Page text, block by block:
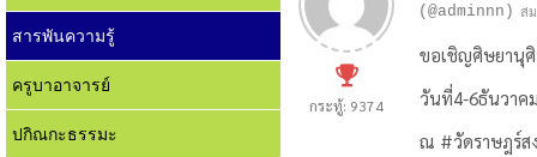
สารพันความรู้
ครูบาอาจารย์
ปกิณกะธรรมะ
กระทู้: 9374
(@adminnn) ส
ขอเชิญศิษยานุ
วันที่​4-6ธันวาค
ณ #วัดราษฎร์ส